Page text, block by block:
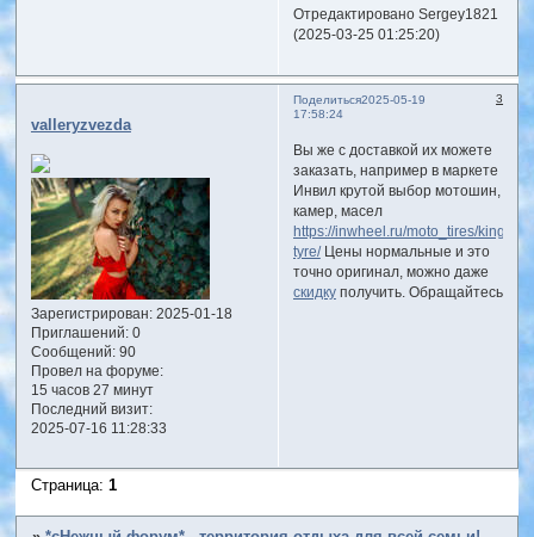
Отредактировано Sergey1821
(2025-03-25 01:25:20)
Поделиться 3
2025-05-19
17:58:24
valleryzvezda
Зарегистрирован: 2025-01-18
Приглашений:0
Сообщений:90
Провел на форуме:
15 часов 27 минут
Последний визит:
2025-07-16 11:28:33
Вы же с доставкой их можете
заказать, например в маркете
Инвил крутой выбор мотошин,
камер, масел
https://inwheel.ru/moto_tires/king-
tyre/Цены нормальные и это
точно оригинал, можно даже
скидкуполучить. Обращайтесь
Страница:1